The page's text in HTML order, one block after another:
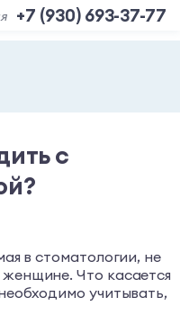
+7 (930) 693-37-77
с
в стоматологии, не
Что касается
учитывать,